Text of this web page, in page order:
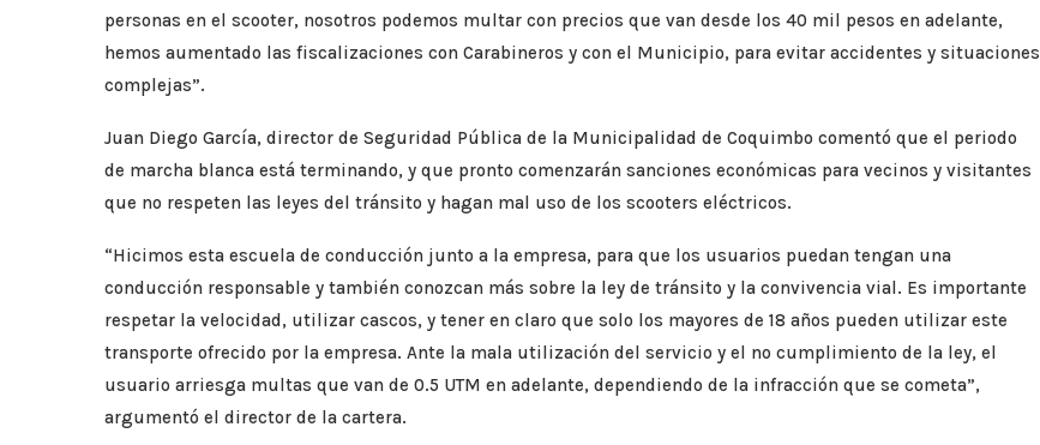
personas en el scooter, nosotros podemos multar con precios que van desde los 40 mil pesos en adelante,
hemos aumentado las fiscalizaciones con Carabineros y con el Municipio, para evitar accidentes y situaciones
complejas”.
Juan Diego García, director de Seguridad Pública de la Municipalidad de Coquimbo comentó que el periodo
de marcha blanca está terminando, y que pronto comenzarán sanciones económicas para vecinos y visitantes
que no respeten las leyes del tránsito y hagan mal uso de los scooters eléctricos.
“Hicimos esta escuela de conducción junto a la empresa, para que los usuarios puedan tengan una
conducción responsable y también conozcan más sobre la ley de tránsito y la convivencia vial. Es importante
respetar la velocidad, utilizar cascos, y tener en claro que solo los mayores de 18 años pueden utilizar este
transporte ofrecido por la empresa. Ante la mala utilización del servicio y el no cumplimiento de la ley, el
usuario arriesga multas que van de 0.5 UTM en adelante, dependiendo de la infracción que se cometa”,
argumentó el director de la cartera.